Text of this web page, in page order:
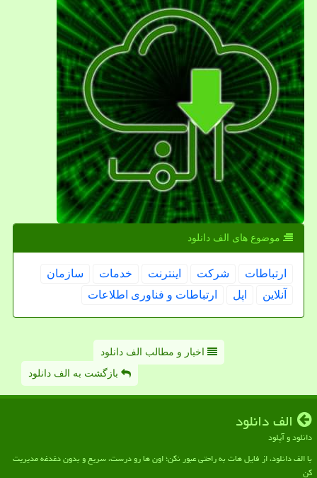
موضوع های الف دانلود
ارتباطات شركت اینترنت خدمات
سازمان
آنلاین
اپل ارتباطات و فناوری اطلاعات
اخبار و مطالب الف دانلود
بازگشت به الف دانلود
الف دانلود
دانلود و آپلود
با الف دانلود، از فایل هات به راحتی عبور نکن؛ اون ها رو درست، سریع و بدون دغدغه مدیریت
کن